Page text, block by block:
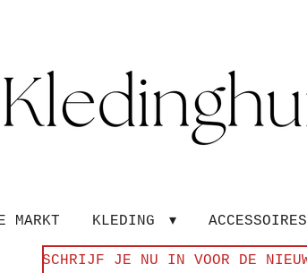
MARKT KLEDING
SCHRIJF JE NU IN VOOR DE